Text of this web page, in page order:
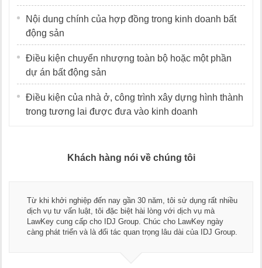
Nội dung chính của hợp đồng trong kinh doanh bất
động sản
Điều kiện chuyển nhượng toàn bộ hoặc một phần
dự án bất động sản
Điều kiện của nhà ở, công trình xây dựng hình thành
trong tương lai được đưa vào kinh doanh
Khách hàng nói về chúng tôi
Từ khi khởi nghiệp đến nay gần 30 năm, tôi sử dụng rất nhiều
dịch vụ tư vấn luật, tôi đặc biệt hài lòng với dịch vụ mà
LawKey cung cấp cho IDJ Group. Chúc cho LawKey ngày
càng phát triển và là đối tác quan trọng lâu dài của IDJ Group.